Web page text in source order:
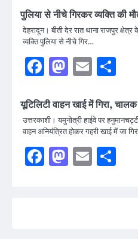
पुलिया से नीचे गिरकर व्यक्ति की
देहरादून। बीती देर रात थाना राजपुर
व्यक्ति पुलिया से नीचे गिर…
Facebook
Mastodon
Email
यूटिलिटी वाहन खाई में गिरा,
उत्तरकाशी। यमुनोत्री हाईवे पर
वाहन अनियंत्रित होकर गहरी खाई में जा
Facebook
Mastodon
Email